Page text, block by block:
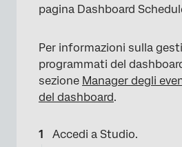
pagina Dashboard
Per informazioni sulla
programmati del
sezione Manager degli
del dashboard.
Accedi a Studio.